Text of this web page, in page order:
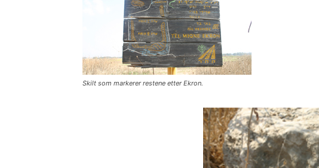
Skilt som markerer restene etter Ekron.